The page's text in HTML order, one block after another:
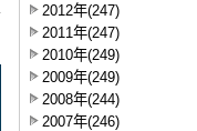
2012年(247)
2011年(247)
2010年(249)
2009年(249)
2008年(244)
2007年(246)